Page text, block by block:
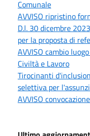
Comunale
AVVISO ripristino
D.l. 30 dicembre
per la proposta di
AVVISO cambio
Civiltà e Lavoro
Tirocinanti
selettiva per
AVVISO